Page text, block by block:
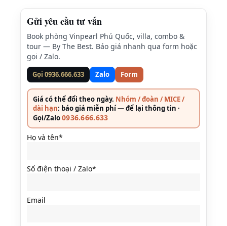
Gửi yêu cầu tư vấn
Book phòng Vinpearl Phú Quốc, villa, combo &
tour — By The Best. Báo giá nhanh qua form hoặc
gọi / Zalo.
Gọi 0936.666.633 Zalo Form
Giá có thể đổi theo ngày. Nhóm / đoàn / MICE /
dài hạn: báo giá miễn phí — để lại thông tin ·
Gọi/Zalo0936.666.633
Họ và tên*
Số điện thoại / Zalo*
Email